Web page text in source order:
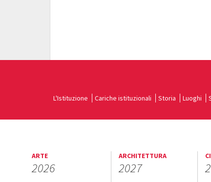
L'Istituzione Cariche istituzionali Storia Luoghi
ARTE
2026
ARCHITETTURA
2027